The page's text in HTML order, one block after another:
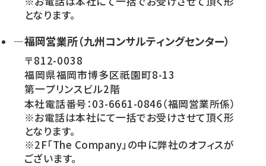
となります。
—福岡営業所（九州コンサルティングセンター）
〒812-0038
福岡県福岡市博多区祇園町8-13
第一プリンスビル2階
本社電話番号：03-6661-0846（福岡営業所係）
※お電話は本社にて一括でお受けさせて頂く形
となります。
※2F「The Company」の中に弊社のオフィスが
ございます。